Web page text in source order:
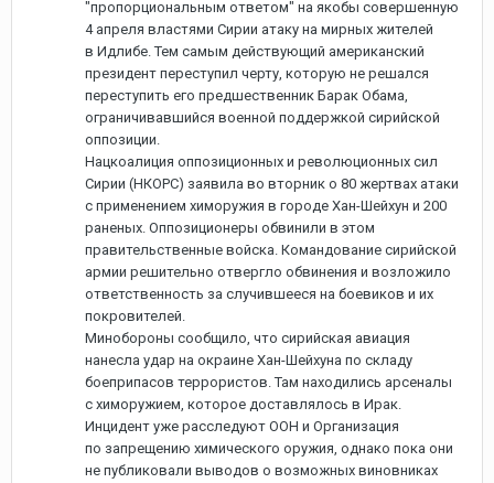
"пропорциональным ответом" на якобы совершенную
4 апреля властями Сирии атаку на мирных жителей
в Идлибе. Тем самым действующий американский
президент переступил черту, которую не решался
переступить его предшественник Барак Обама,
ограничивавшийся военной поддержкой сирийской
оппозиции.
Нацкоалиция оппозиционных и революционных сил
Сирии (НКОРС) заявила во вторник о 80 жертвах атаки
с применением химоружия в городе Хан-Шейхун и 200
раненых. Оппозиционеры обвинили в этом
правительственные войска. Командование сирийской
армии решительно отвергло обвинения и возложило
ответственность за случившееся на боевиков и их
покровителей.
Минобороны сообщило, что сирийская авиация
нанесла удар на окраине Хан-Шейхуна по складу
боеприпасов террористов. Там находились арсеналы
с химоружием, которое доставлялось в Ирак.
Инцидент уже расследуют ООН и Организация
по запрещению химического оружия, однако пока они
не публиковали выводов о возможных виновниках